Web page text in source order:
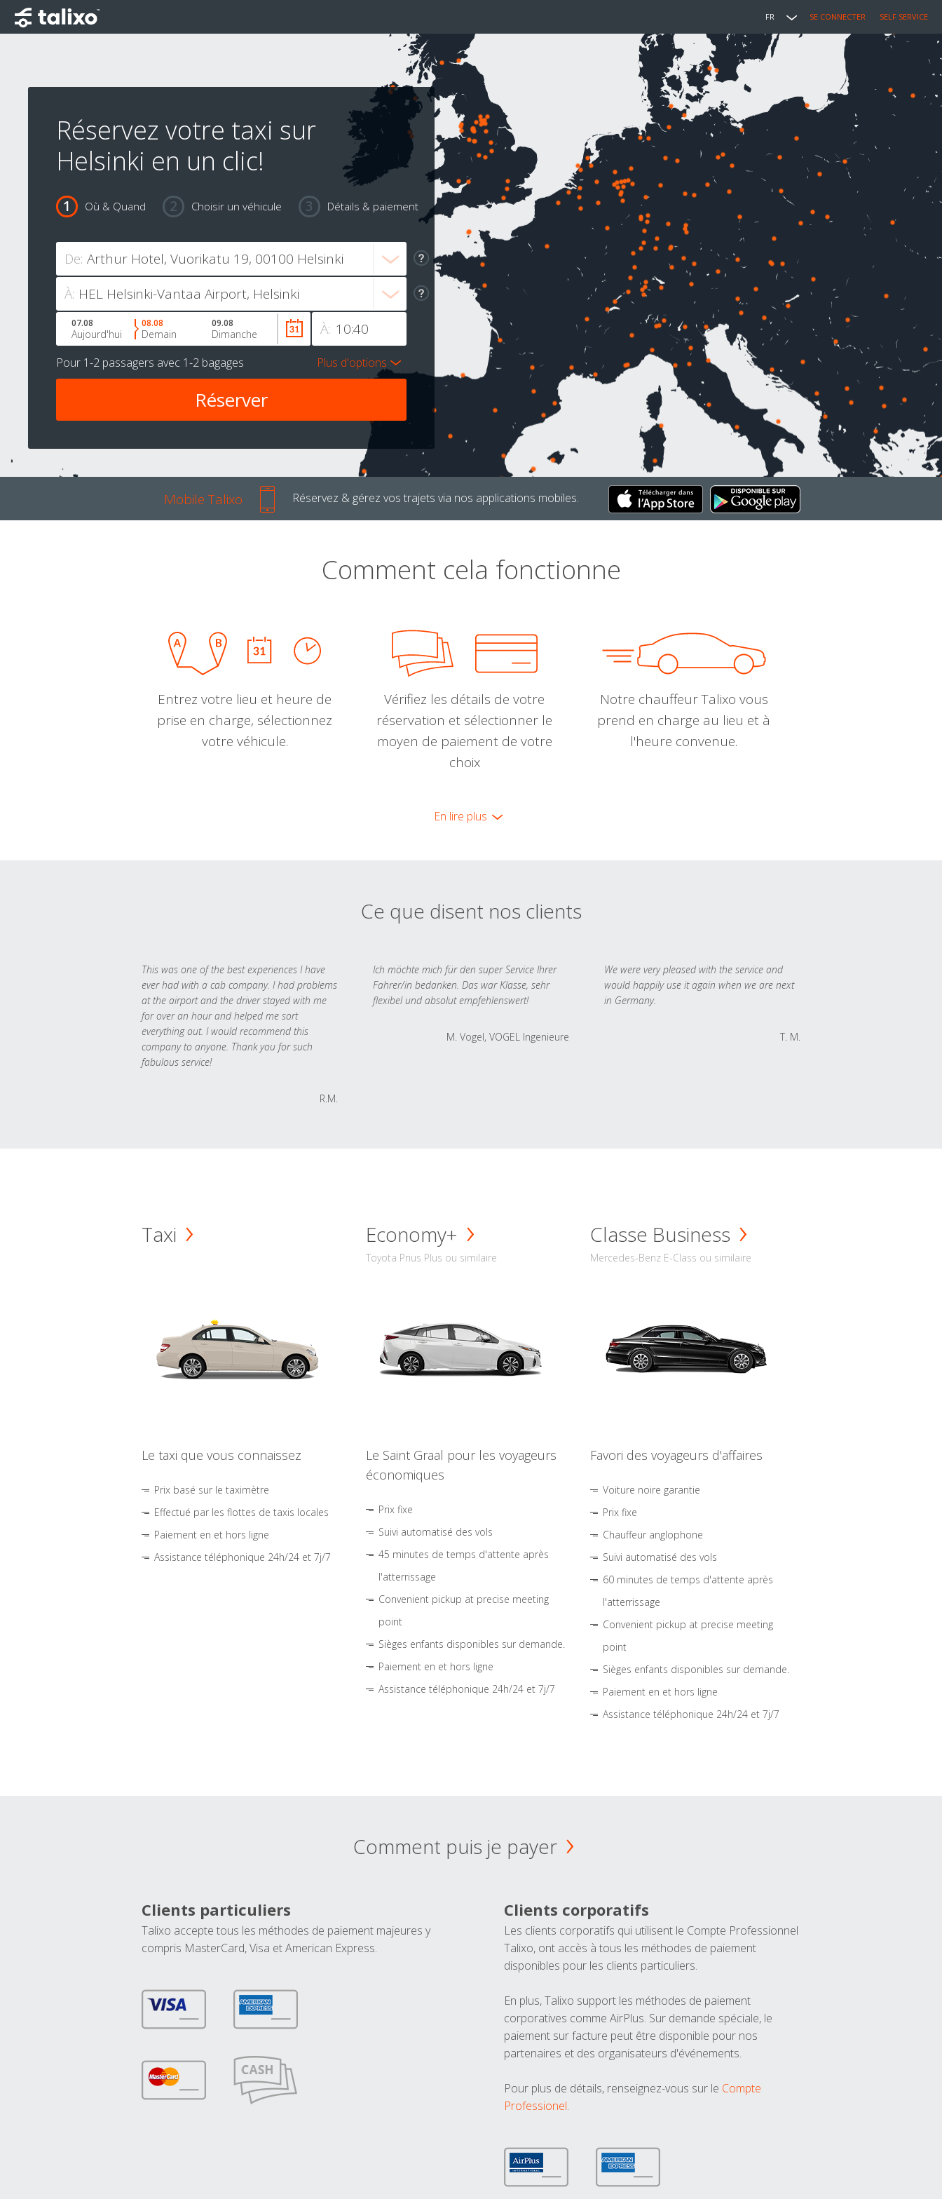
FR SE CONNECTER SELF SERVICE
Réservez votre taxi sur
Helsinki en un clic!
Où & Quand Choisir un véhicule Détails & paiement
De:
À:
À:
07.08
Aujourd'hui
08.08
Demain
09.08
Dimanche
Pour 1-2 passagers avec 1-2 bagages Plus d'options
Mobile Talixo Réservez & gérez vos trajets via nos applications mobiles.
Comment cela fonctionne
Entrez votre lieu et heure de
prise en charge, sélectionnez
votre véhicule.
Vérifiez les détails de votre
réservation et sélectionner le
moyen de paiement de votre
choix
Notre chauffeur Talixo vous
prend en charge au lieu et à
l'heure convenue.
En lire plus
Ce que disent nos clients
This was one of the best experiences I have
ever had with a cab company. I had problems
at the airport and the driver stayed with me
for over an hour and helped me sort
everything out. I would recommend this
company to anyone. Thank you for such
fabulous service!
R.M.
Ich möchte mich für den super Service Ihrer
Fahrer/in bedanken. Das war Klasse, sehr
flexibel und absolut empfehlenswert!
M. Vogel, VOGEL Ingenieure
We were very pleased with the service and
would happily use it again when we are next
in Germany.
T. M.
Taxi
Le taxi que vous connaissez
Prix basé sur le taximètre
Effectué par les flottes de taxis locales
Paiement en et hors ligne
Assistance téléphonique 24h/24 et 7j/7
Economy+
Toyota Prius Plus ou similaire
Le Saint Graal pour les voyageurs
économiques
Prix fixe
Suivi automatisé des vols
45 minutes de temps d'attente après
l'atterrissage
Convenient pickup at precise meeting
point
Sièges enfants disponibles sur demande.
Paiement en et hors ligne
Assistance téléphonique 24h/24 et 7j/7
Classe Business
Mercedes-Benz E-Class ou similaire
Favori des voyageurs d'affaires
Voiture noire garantie
Prix fixe
Chauffeur anglophone
Suivi automatisé des vols
60 minutes de temps d'attente après
l'atterrissage
Convenient pickup at precise meeting
point
Sièges enfants disponibles sur demande.
Paiement en et hors ligne
Assistance téléphonique 24h/24 et 7j/7
Comment puis je payer
Clients particuliers
Talixo accepte tous les méthodes de paiement majeures y
compris MasterCard, Visa et American Express.
Clients corporatifs
Les clients corporatifs qui utilisent le Compte Professionnel
Talixo, ont accès à tous les méthodes de paiement
disponibles pour les clients particuliers.
En plus, Talixo support les méthodes de paiement
corporatives comme AirPlus. Sur demande spéciale, le
paiement sur facture peut être disponible pour nos
partenaires et des organisateurs d'événements.
Pour plus de détails, renseignez-vous sur le Compte
Professionel.